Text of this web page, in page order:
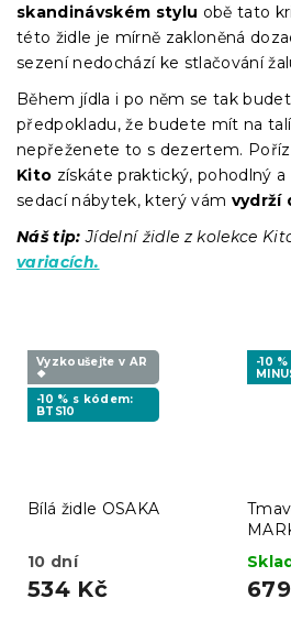
skandinávském stylu obě tato
této židle je mírně zakloněná
sezení nedochází ke stlačování
Během jídla i po něm se tak
předpokladu, že budete mít na
nepřeženete to s dezertem.
Kito získáte praktický, pohodlný
sedací nábytek, který vám vydrží
Náš tip: Jídelní židle z kolekce
variacích.
Vyzkoušejte v AR
❖
-10 % s kódem:
BTS10
Bílá židle OSAKA
10 dní
534 Kč
-10